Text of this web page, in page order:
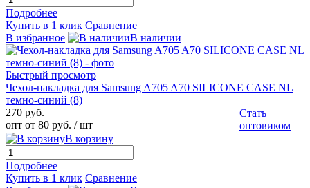
Подробнее
Купить в 1 клик Сравнение
В избранное
В наличии
Быстрый просмотр
Чехол-накладка для Samsung A705 A70 SILICONE CASE NL
темно-синий (8)
270 руб.
опт от 80 руб. / шт
Стать
оптовиком
В корзину
Подробнее
Купить в 1 клик Сравнение